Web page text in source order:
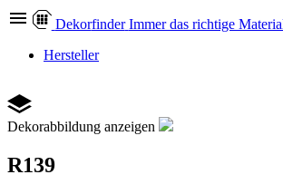
Dekorfinder Immer das richtige
Hersteller
Dekorabbildung anzeigen
R139